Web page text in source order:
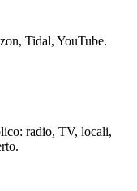
Tidal, YouTube.
radio, TV, locali,